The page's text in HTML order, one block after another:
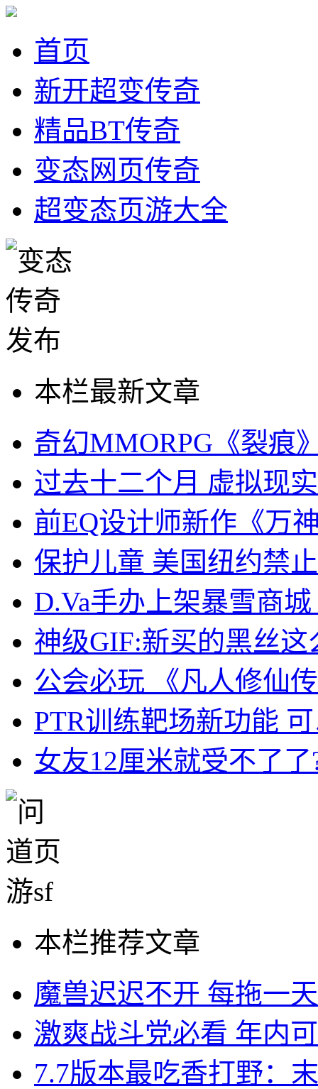
首页
新开超变传奇
精品BT传奇
变态网页传奇
超变态页游大全
本栏最新文章
奇幻MMORPG《裂痕
过去十二个月 虚拟现
前EQ设计师新作《万
保护儿童 美国纽约禁
D.Va手办上架暴雪商
神级GIF:新买的黑丝这
公会必玩 《凡人修仙
PTR训练靶场新功能
女友12厘米就受不了了
本栏推荐文章
魔兽迟迟不开 每拖一
激爽战斗党必看 年内
7.7版本最吃香打野：